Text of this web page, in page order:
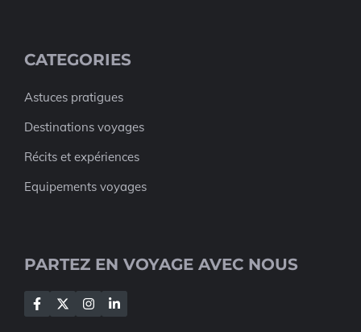
CATEGORIES
Astuces pratigues
Destinations voyages
Récits et expériences
Equipements voyages
PARTEZ EN VOYAGE AVEC NOUS